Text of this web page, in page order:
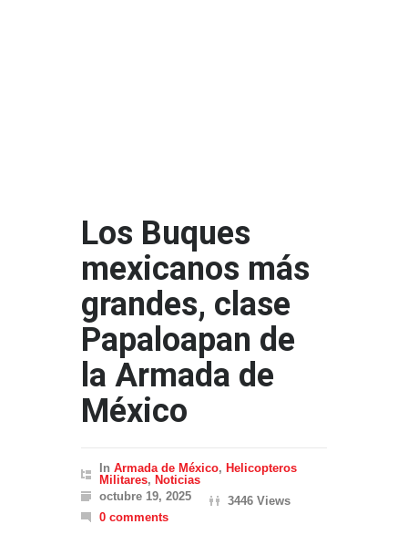
Los Buques
mexicanos más
grandes, clase
Papaloapan de
la Armada de
México
In Armada de México, Helicopteros
Militares, Noticias
octubre 19, 2025
3446 Views
0 comments